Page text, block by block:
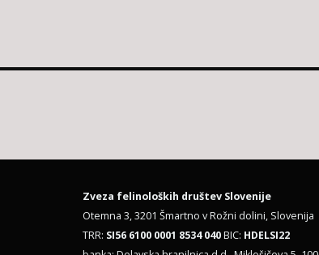
Zveza felinoloških društev Slovenije
Otemna 3, 3201 Šmartno v Rožni dolini, Slovenija
TRR: SI56 6100 0001 8534 040BIC: HDELSI22